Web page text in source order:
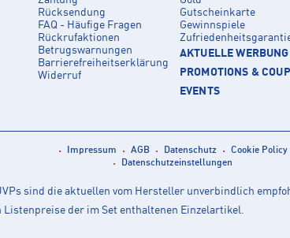
Rücksendung
FAQ - Häufige Fragen
Rückrufaktionen
Betrugswarnungen
Barrierefreiheitserklärung
Widerruf
Gutscheinkarte
Gewinnspiele
AKTUELLE WERBUNG
PROMOTIONS &
EVENTS
Impressum AGB Datenschutz
Cookie Policy
Datenschutzeinstellungen
sind die aktuellen vom Hersteller unverbindlich
der im Set enthaltenen Einzelartikel.